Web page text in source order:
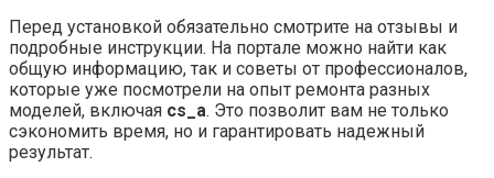
Перед установкой обязательно смотрите на отзывы и
подробные инструкции. На портале можно найти как
общую информацию, так и советы от профессионалов,
которые уже посмотрели на опыт ремонта разных
моделей, включая cs_a. Это позволит вам не только
сэкономить время, но и гарантировать надежный
результат.